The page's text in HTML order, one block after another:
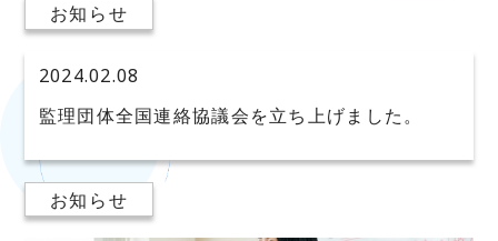
お知らせ
2024.02.08
監理団体全国連絡協議会を立ち上げました。
お知らせ